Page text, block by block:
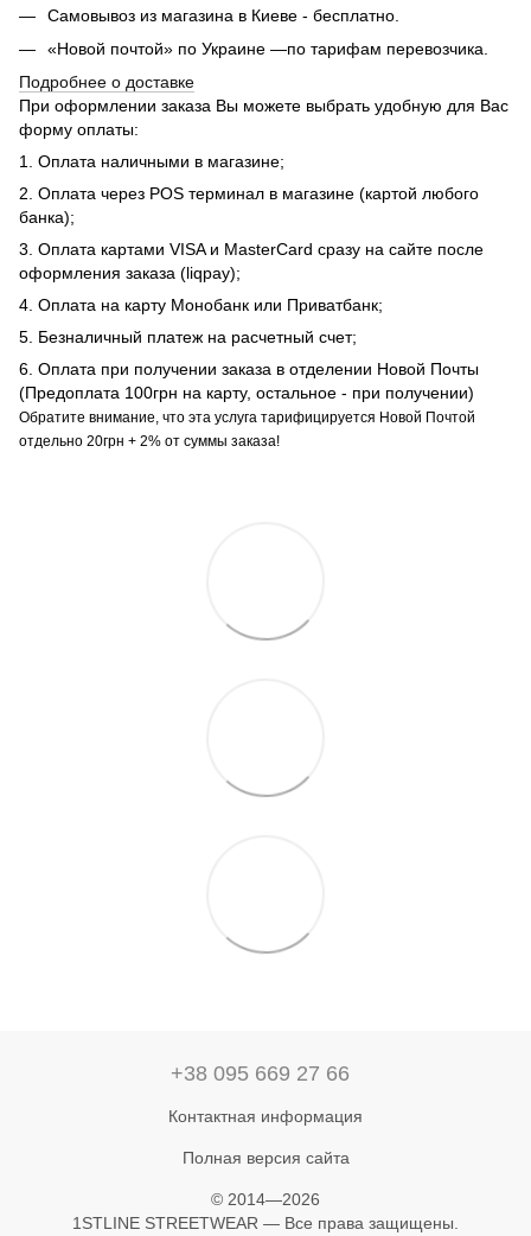
Самовывоз из магазина в Киеве - бесплатно.
«Новой почтой» по Украине —по тарифам перевозчика.
Подробнее о доставке
При оформлении заказа Вы можете выбрать удобную для Вас
форму оплаты:
1. Оплата наличными в магазине;
2. Оплата через POS терминал в магазине (картой любого
банка);
3. Оплата картами VISA и MasterCard сразу на сайте после
оформления заказа (liqpay);
4. Оплата на карту Монобанк или Приватбанк;
5. Безналичный платеж на расчетный счет;
6. Оплата при получении заказа в отделении Новой Почты
(Предоплата 100грн на карту, остальное - при получении)
Обратите внимание, что эта услуга тарифицируется Новой Почтой
отдельно 20грн + 2% от суммы заказа!
+38 095 669 27 66
Контактная информация
Полная версия сайта
© 2014—2026
1STLINE STREETWEAR — Все права защищены.